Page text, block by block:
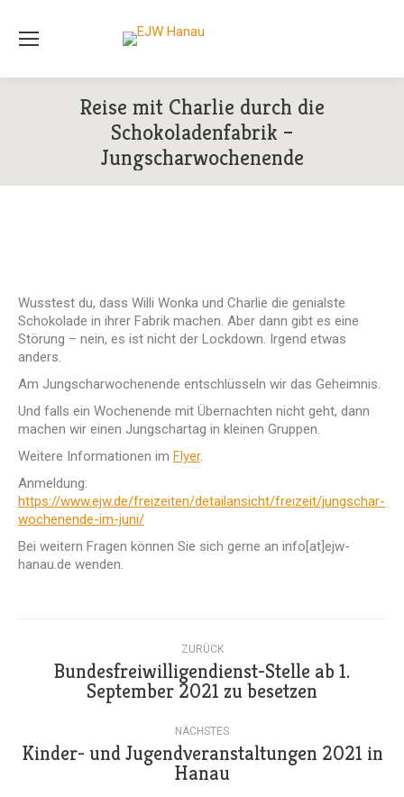
Reise mit Charlie durch die
Schokoladenfabrik –
Jungscharwochenende
Wusstest du, dass Willi Wonka und Charlie die genialste
Schokolade in ihrer Fabrik machen. Aber dann gibt es eine
Störung – nein, es ist nicht der Lockdown. Irgend etwas
anders.
Am Jungscharwochenende entschlüsseln wir das Geheimnis.
Und falls ein Wochenende mit Übernachten nicht geht, dann
machen wir einen Jungschartag in kleinen Gruppen.
Weitere Informationen im Flyer.
Anmeldung:
https://www.ejw.de/freizeiten/detailansicht/freizeit/jungschar-
wochenende-im-juni/
Bei weitern Fragen können Sie sich gerne an info[at]ejw-
hanau.de wenden.
Kommentarnavigation
ZURÜCK
Vorheriger
Beitrag:
Bundesfreiwilligendienst-Stelle ab 1.
September 2021 zu besetzen
NÄCHSTES
Nächster
Beitrag:
Kinder- und Jugendveranstaltungen 2021 in
Hanau